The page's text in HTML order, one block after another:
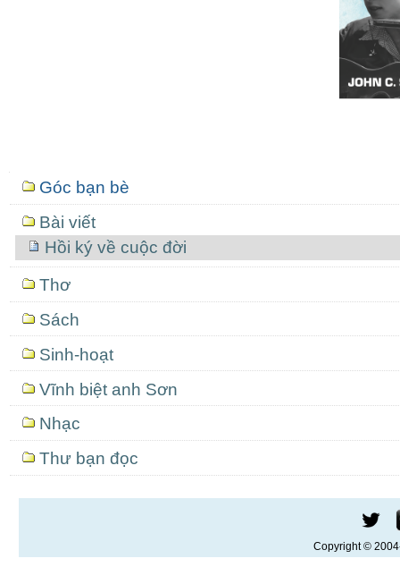
Mục
định
hướng
Góc bạn bè
Bài viết
Hồi ký về cuộc đời
Thơ
Sách
Sinh-hoạt
Vĩnh biệt anh Sơn
Nhạc
Thư bạn đọc
Copyright ©